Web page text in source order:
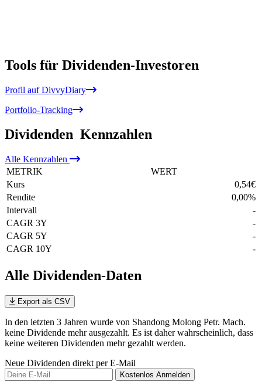
Tools für Dividenden-Investoren
Profil auf DivvyDiary
Portfolio-Tracking
Dividenden Kennzahlen
Alle Kennzahlen
METRIK
WERT
Kurs
0,54€
Rendite
0,00%
Intervall
-
CAGR 3Y
-
CAGR 5Y
-
CAGR 10Y
-
Alle Dividenden-Daten
Export als CSV
In den letzten 3 Jahren wurde von Shandong Molong Petr. Mach.
keine Dividende mehr ausgezahlt. Es ist daher wahrscheinlich, dass
keine weiteren Dividenden mehr gezahlt werden.
Neue Dividenden direkt per E-Mail
Kostenlos Anmelden